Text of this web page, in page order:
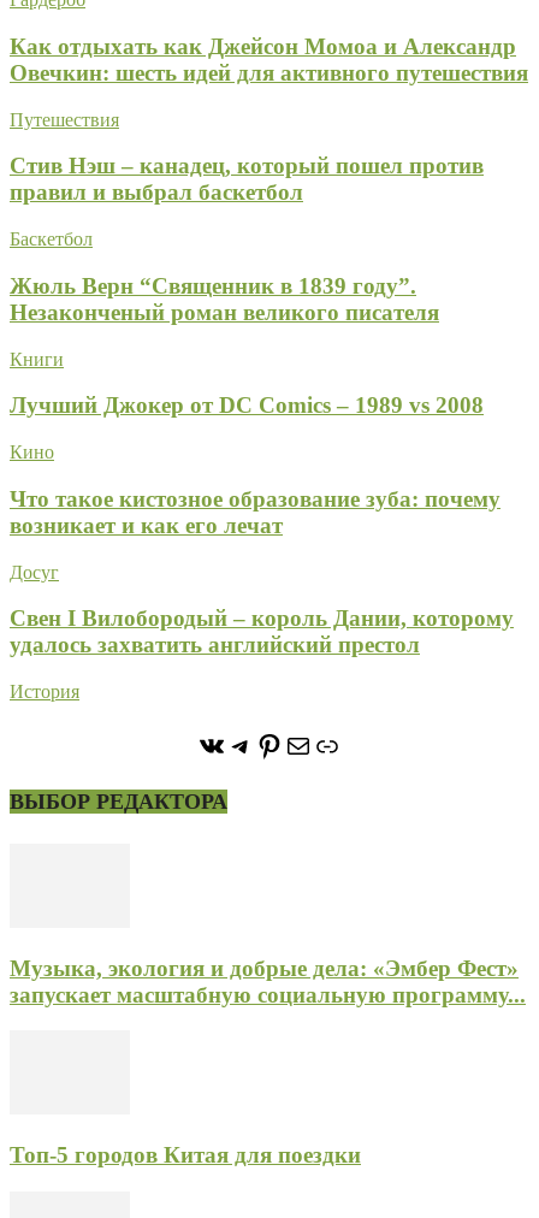
Как отдыхать как Джейсон Момоа и Александр
Овечкин: шесть идей для активного путешествия
Путешествия
Стив Нэш – канадец, который пошел против
правил и выбрал баскетбол
Баскетбол
Жюль Верн “Священник в 1839 году”.
Незаконченый роман великого писателя
Книги
Лучший Джокер от DC Comics – 1989 vs 2008
Кино
Что такое кистозное образование зуба: почему
возникает и как его лечат
Досуг
Свен I Вилобородый – король Дании, которому
удалось захватить английский престол
История
https://vk.com/
https://t.me/stoneforest
https://
ПочтаСсылка
ВЫБОР РЕДАКТОРА
Музыка, экология и добрые дела: «Эмбер Фест»
запускает масштабную социальную программу...
Топ-5 городов Китая для поездки